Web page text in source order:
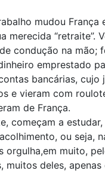
mudou França
merecida “retraite”.
condução na mão;
emprestado
bancárias,
e vieram com
de França.
começam a
ou seja,
orgulha,em muito,
muitos deles,